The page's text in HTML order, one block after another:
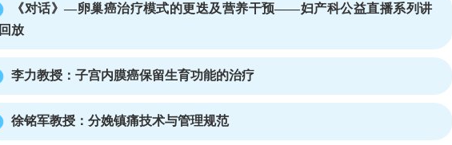
《对话》—卵巢癌治疗模式的更迭及营养干预——妇产科公益直播系列讲
放
李力教授：子宫内膜癌保留生育功能的治疗
徐铭军教授：分娩镇痛技术与管理规范